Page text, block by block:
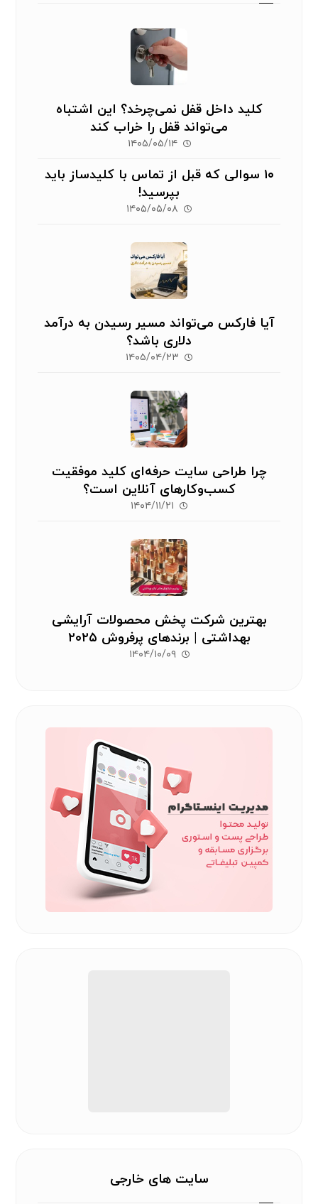
کلید داخل قفل نمی‌چرخد؟ این اشتباه
می‌تواند قفل را خراب کند
۱۴۰۵/۰۵/۱۴
۱۰ سوالی که قبل از تماس با کلیدساز باید
بپرسید!
۱۴۰۵/۰۵/۰۸
آیا فارکس می‌تواند مسیر رسیدن به درآمد
دلاری باشد؟
۱۴۰۵/۰۴/۲۳
چرا طراحی سایت حرفه‌ای کلید موفقیت
کسب‌وکارهای آنلاین است؟
۱۴۰۴/۱۱/۲۱
بهترین شرکت پخش محصولات آرایشی
بهداشتی | برندهای پرفروش ۲۰۲۵
۱۴۰۴/۱۰/۰۹
سایت های خارجی